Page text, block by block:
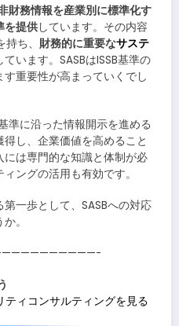
財務情報を産業別に標準化す
を提供しています。その内容
ち、 財務的に重要なサステ
ています。SASBはISSB基準の
重要性が高まっていくでし
準に沿った情報開示を進める
し、企業価値を高めること
は専門的な知識と体制が必
ングの活用も有効です。
一歩として、SASBへの対応
。
ティコンサルティングを見る